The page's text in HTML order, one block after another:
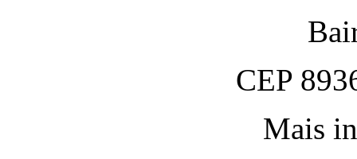
CEP
Mais